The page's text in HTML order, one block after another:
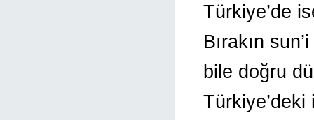
Türkiye’de
Bırakın
bile doğru
Türkiye’deki